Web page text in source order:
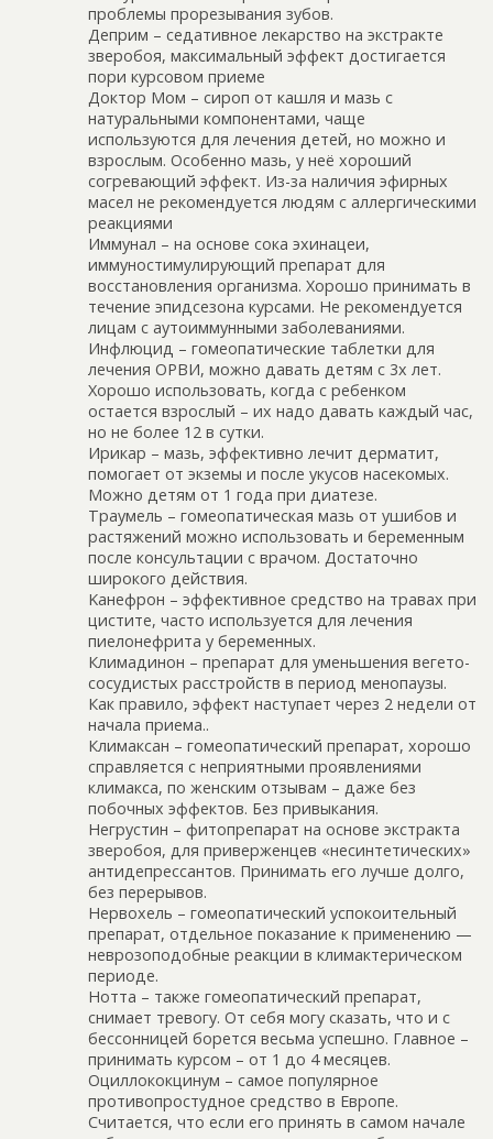
проблемы прорезывания зубов.
Деприм – седативное лекарство на экстракте
зверобоя, максимальный эффект достигается
пори курсовом приеме
Доктор Мом – сироп от кашля и мазь с
натуральными компонентами, чаще
используются для лечения детей, но можно и
взрослым. Особенно мазь, у неё хороший
согревающий эффект. Из-за наличия эфирных
масел не рекомендуется людям с аллергическими
реакциями
Иммунал – на основе сока эхинацеи,
иммуностимулирующий препарат для
восстановления организма. Хорошо принимать в
течение эпидсезона курсами. Не рекомендуется
лицам с аутоиммунными заболеваниями.
Инфлюцид – гомеопатические таблетки для
лечения ОРВИ, можно давать детям с 3х лет.
Хорошо использовать, когда с ребенком
остается взрослый – их надо давать каждый час,
но не более 12 в сутки.
Ирикар – мазь, эффективно лечит дерматит,
помогает от экземы и после укусов насекомых.
Можно детям от 1 года при диатезе.
Траумель – гомеопатическая мазь от ушибов и
растяжений можно использовать и беременным
после консультации с врачом. Достаточно
широкого действия.
Kанефрон – эффективное средство на травах при
цистите, часто используется для лечения
пиелонефрита у беременных.
Климадинон – препарат для уменьшения вегето-
сосудистых расстройств в период менопаузы.
Как правило, эффект наступает через 2 недели от
начала приема..
Климаксан – гомеопатический препарат, хорошо
справляется с неприятными проявлениями
климакса, по женским отзывам – даже без
побочных эффектов. Без привыкания.
Негрустин – фитопрепарат на основе экстракта
зверобоя, для приверженцев «несинтетических»
антидепрессантов. Принимать его лучше долго,
без перерывов.
Нервохель – гомеопатический успокоительный
препарат, отдельное показание к применению —
неврозоподобные реакции в климактерическом
периоде.
Нотта – также гомеопатический препарат,
снимает тревогу. От себя могу сказать, что и с
бессонницей борется весьма успешно. Главное –
принимать курсом – от 1 до 4 месяцев.
Оциллококцинум – самое популярное
противопростудное средство в Европе.
Считается, что если его принять в самом начале